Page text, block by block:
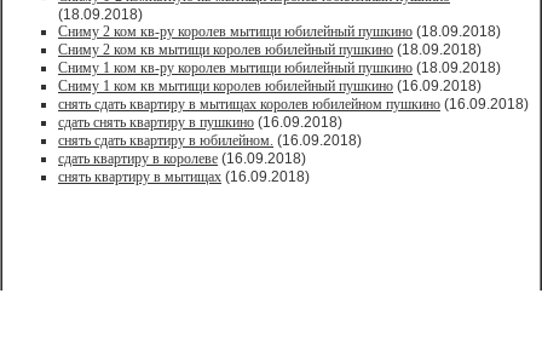
(18.09.2018)
Сниму 2 ком кв-ру королев мытищи юбилейный пушкино (18.09.2018)
Сниму 2 ком кв мытищи королев юбилейный пушкино (18.09.2018)
Сниму 1 ком кв-ру королев мытищи юбилейный пушкино (18.09.2018)
Сниму 1 ком кв мытищи королев юбилейный пушкино (16.09.2018)
снять сдать квартиру в мытищах королев юбилейном пушкино (16.09.2018)
сдать снять квартиру в пушкино (16.09.2018)
снять сдать квартиру в юбилейном. (16.09.2018)
сдать квартиру в королеве (16.09.2018)
снять квартиру в мытищах (16.09.2018)